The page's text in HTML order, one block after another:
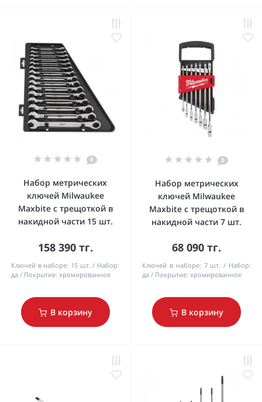
0
Набор метрических
ключей Milwaukee
Maxbite с трещоткой в
накидной части 15 шт.
158 390 тг.
Ключей в наборе: 15 шт.
Набор:
да
Покрытие: хромированное
В корзину
0
Набор метрических
ключей Milwaukee
Maxbite с трещоткой в
накидной части 7 шт.
68 090 тг.
Ключей в наборе: 7 шт.
Набор:
да
Покрытие: хромированное
В корзину